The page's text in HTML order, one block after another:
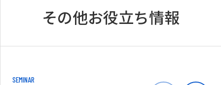
その他お役立ち情報
SEMINAR